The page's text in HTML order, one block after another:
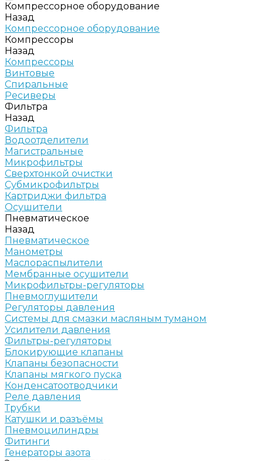
Компрессорное оборудование
Назад
Компрессорное оборудование
Компрессоры
Назад
Компрессоры
Винтовые
Спиральные
Ресиверы
Фильтра
Назад
Фильтра
Водоотделители
Магистральные
Микрофильтры
Сверхтонкой очистки
Субмикрофильтры
Картриджи фильтра
Осушители
Пневматическое
Назад
Пневматическое
Манометры
Маслораспылители
Мембранные осушители
Микрофильтры-регуляторы
Пневмоглушители
Регуляторы давления
Системы для смазки масляным туманом
Усилители давления
Фильтры-регуляторы
Блокирующие клапаны
Клапаны безопасности
Клапаны мягкого пуска
Конденсатоотводчики
Реле давления
Трубки
Катушки и разъёмы
Пневмоцилиндры
Фитинги
Генераторы азота